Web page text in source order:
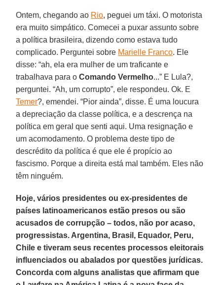
Ontem, chegando ao Rio, peguei um táxi. O motorista
era muito simpático. Comecei a puxar assunto sobre
a política brasileira, dizendo como estava tudo
complicado. Perguntei sobre Marielle Franco. Ele
disse: “ah, ela era mulher de um traficante e
trabalhava para oComando Vermelho...” E Lula?,
perguntei. “Ah, um corrupto”, ele respondeu. Ok. E
Temer?, emendei. “Pior ainda”, disse. É uma loucura
a depreciação da classe política, e a descrença na
política em geral que senti aqui. Uma resignação e
um acomodamento. O problema deste tipo de
descrédito da política é que ele é propício ao
fascismo. Porque a direita está mal também. Eles não
têm ninguém.
Hoje, vários presidentes ou ex-presidentes de
países latinoamericanos estão presos ou são
acusados de corrupção – todos, não por acaso,
progressistas. Argentina, Brasil, Equador, Peru,
Chile e tiveram seus recentes processos eleitorais
influenciados ou abalados por questões jurídicas.
Concorda com alguns analistas que afirmam que